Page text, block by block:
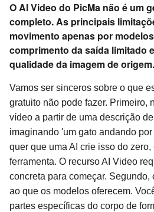
O AI Video do PicMa não é um
completo. As principais
movimento apenas por
comprimento da saída limitado
qualidade da imagem de origem.
Vamos ser sinceros sobre o que
gratuito não pode fazer. Primeiro,
vídeo a partir de uma descrição
imaginando 'um gato andando
quer que uma AI crie isso do
ferramenta. O recurso AI Video
concreta para começar.
ao que os modelos oferecem.
partes específicas do corpo de